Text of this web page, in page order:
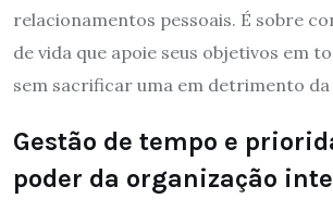
relacionamentos pessoais. É sobre
de vida que apoie seus objetivos em
sem sacrificar uma em detrimento
Gestão de tempo e
poder da organização